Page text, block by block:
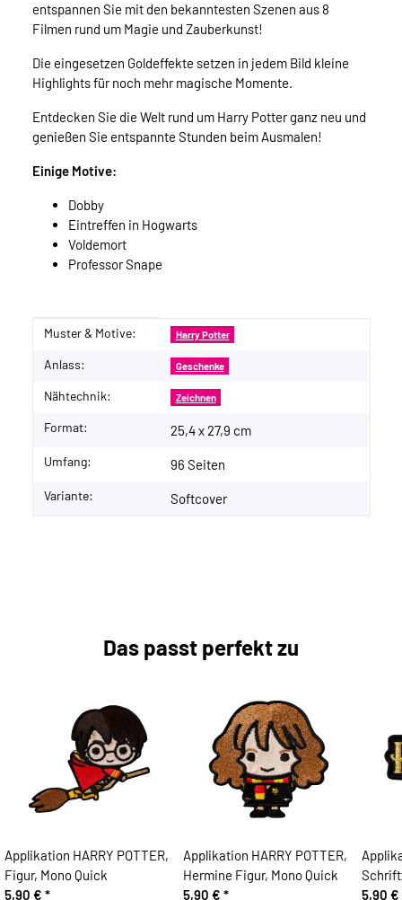
entspannen Sie mit den bekanntesten Szenen aus 8
Filmen rund um Magie und Zauberkunst!
Die eingesetzen Goldeffekte setzen in jedem Bild kleine
Highlights für noch mehr magische Momente.
Entdecken Sie die Welt rund um Harry Potter ganz neu und
genießen Sie entspannte Stunden beim Ausmalen!
Einige Motive:
Dobby
Eintreffen in Hogwarts
Voldemort
Professor Snape
Produkteigenschaft
Wert
Muster & Motive: Harry Potter
Anlass: Geschenke
Nähtechnik: Zeichnen
Format: 25,4 x 27,9 cm
Umfang: 96 Seiten
Variante: Softcover
Das passt perfekt zu
Applikation HARRY POTTER,
Figur, Mono Quick
5,90 € *
Applikation HARRY POTTER,
Hermine Figur, Mono Quick
5,90 € *
5,90 €